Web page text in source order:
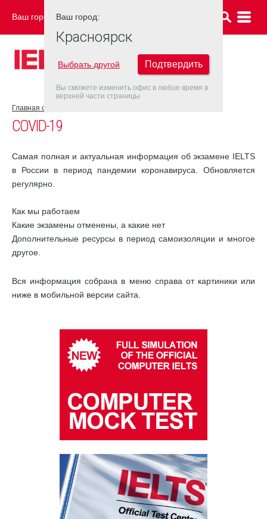
Ваш город: КРАСНОЯРСК
Главная страница
COVID-19
Самая полная и актуальная информация об экзамене IELTS
в России в период пандемии коронавируса. Обновляется
регулярно.
Как мы работаем
Какие экзамены отменены, а какие нет
Дополнительные ресурсы в период самоизоляции и многое
другое.
Вся информация собрана в меню справа от картиники или
ниже в мобильной версии сайта.
Ваш город:
Красноярск
Выбрать другой Подтвердить
Вы сможете изменить офис в любое время в
верхней части страницы